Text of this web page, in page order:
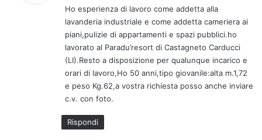
e
t
t
o
:
Ho esperienza di lavoro come addetta alla
lavanderia industriale e come addetta cameriera ai
piani,pulizie di appartamenti e spazi pubblici.ho
lavorato al Paradu’resort di Castagneto Carducci
(LI).Resto a disposizione per qualunque incarico e
orari di lavoro,Ho 50 anni,tipo giovanile:alta m.1,72
e peso Kg.62,a vostra richiesta posso anche inviare
c.v. con foto.
Rispondi